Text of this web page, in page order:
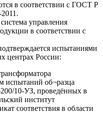
в соответствии с ГОСТ Р
управления
в соответствии с
испытаниями
центрах России:
испытаний об¬разца
10-УЗ, проведённых в
институт
соответствия в области